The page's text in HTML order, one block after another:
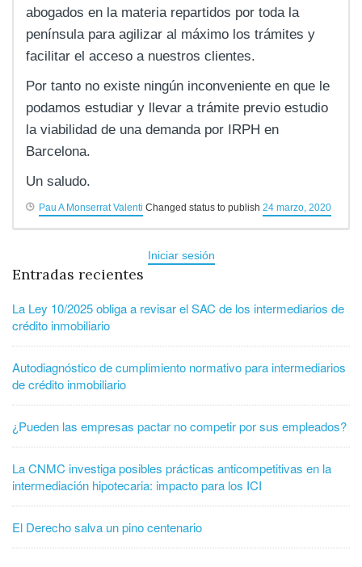
abogados en la materia repartidos por toda la
península para agilizar al máximo los trámites y
facilitar el acceso a nuestros clientes.
Por tanto no existe ningún inconveniente en que le
podamos estudiar y llevar a trámite previo estudio
la viabilidad de una demanda por IRPH en
Barcelona.
Un saludo.
Pau A Monserrat Valenti Changed status to publish 24 marzo, 2020
Iniciar sesión
Entradas recientes
La Ley 10/2025 obliga a revisar el SAC de los intermediarios de
crédito inmobiliario
Autodiagnóstico de cumplimiento normativo para intermediarios
de crédito inmobiliario
¿Pueden las empresas pactar no competir por sus empleados?
La CNMC investiga posibles prácticas anticompetitivas en la
intermediación hipotecaria: impacto para los ICI
El Derecho salva un pino centenario